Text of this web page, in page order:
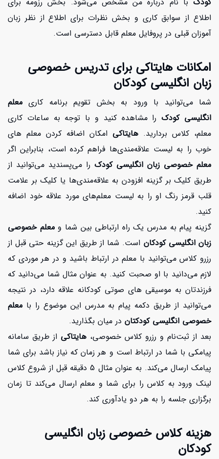
اطلاع از سوابق کاری و بخش نظرات برای اطلاع از نظر زبان
آموزان قبلی در پروفایل معلم قابل دسترسی است.
امکانات هایتاکی برای تدریس خصوصی
زبان انگلیسی کودکان
شما می‌توانید با ورود به بخش تقویم برنامه کاری معلم
انگلیسی کودکرا مشاهده کنید و با توجه به ساعات کاری
معلم، کلاس بردارید. هایتاکی امکان اضافه کردن معلم های
خوب را به لیست علاقه‌مندی‌ها فراهم کرده است، بنابراین اگر
معلم خصوصی زبان انگلیسی کودک را می‌پسندید می‌توانید از
طریق کلیک بر گزینه افزودن به علاقه‌مندی‌ها یا کلیک بر علامت
قلب قرمز رنگ او را به لیست معلم‌های مورد علاقه خود اضافه
کنید.
گزینه پیام به مدرس یک راه ارتباطی بین شما ومعلم خصوصی
زبان انگلیسی کودکان است. شما از طریق این گزینه حتی قبل از
رزرو کلاس می‌توانید با معلم در ارتباط باشید و در هر موردی که
لازم می‌دانید با او صحبت کنید. به عنوان مثال شما می‌دانید که
فرزندتان به موسیقی های صوتی کودکانه علاقه دارد، در نتیجه
می‌توانید از طریق دکمه پیام به مدرس این موضوع را با معلم
خصوصی انگلیسی کودکتان در میان بگذارید.
بعد از ثبت‌نام و رزرو کلاس خصوصی، هایتاکی از طریق سامانه
پیامکی با شما در ارتباط است و هر زمان که نیاز باشد برای شما
پیامک ارسال می‌کند. به عنوان مثال 5 دقیقه قبل از شروع کلاس
لینک ورود به کلاس را برای شما و معلم ارسال می‌کند تا زمان
برگزاری جلسه را به هر دو یادآوری کند.
هزینه کلاس خصوصی زبان انگلیسی
کودکان